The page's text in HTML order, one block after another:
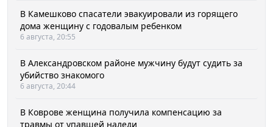
В Камешково спасатели эвакуировали из горящего
дома женщину с годовалым ребенком
6 августа, 20:55
В Александровском районе мужчину будут судить за
убийство знакомого
6 августа, 20:44
В Коврове женщина получила компенсацию за
травмы от упавшей наледи